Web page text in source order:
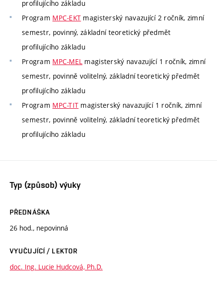
profilujícího základu
Program MPC-EKT magisterský navazující 2 ročník, zimní
semestr, povinný, základní teoretický předmět
profilujícího základu
Program MPC-MEL magisterský navazující 1 ročník, zimní
semestr, povinně volitelný, základní teoretický předmět
profilujícího základu
Program MPC-TIT magisterský navazující 1 ročník, zimní
semestr, povinně volitelný, základní teoretický předmět
profilujícího základu
Typ (způsob) výuky
PŘEDNÁŠKA
26 hod., nepovinná
VYUČUJÍCÍ / LEKTOR
doc. Ing. Lucie Hudcová, Ph.D.